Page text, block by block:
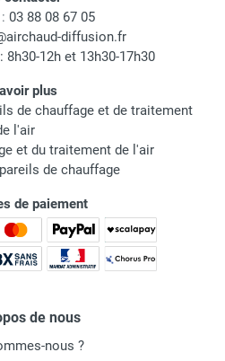
03 88 08 67 05
diffusion.fr
8h30-12h et 13h30-17h30
plus
de chauffage et de traitement
l'air
et du traitement de l'air
de chauffage
de paiement
de nous
nous ?